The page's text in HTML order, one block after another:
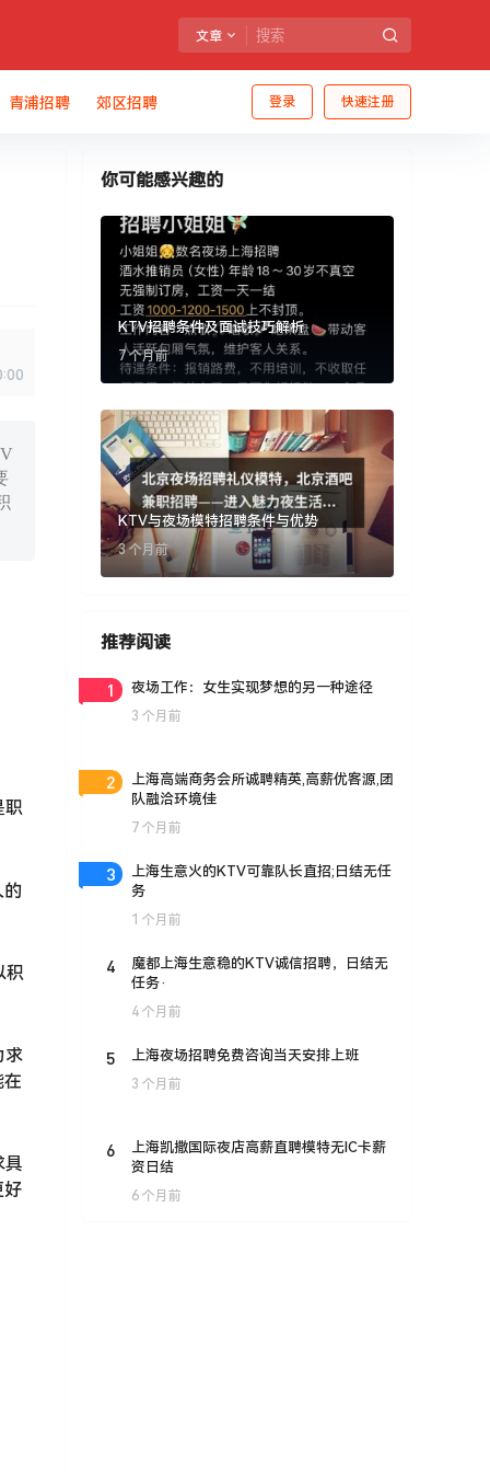
文章
登录 快速注册
青浦招聘 郊区招聘
职
积
求
具
好
你可能感兴趣的
KTV招聘条件及面试技巧解析
7 个月前
KTV与夜场模特招聘条件与优势
3 个月前
推荐阅读
1 夜场工作：女生实现梦想的另一种途径
3 个月前
2
上海高端商务会所诚聘精英,高薪优客源,团
队融洽环境佳
7 个月前
3
上海生意火的KTV可靠队长直招;日结无任
务
1 个月前
4
魔都上海生意稳的KTV诚信招聘，日结无
任务·
4 个月前
5 上海夜场招聘免费咨询当天安排上班
3 个月前
6
上海凯撒国际夜店高薪直聘模特无IC卡薪
资日结
6 个月前